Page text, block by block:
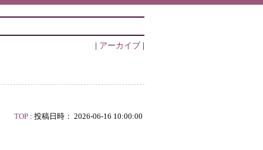
アーカイブ
TOP : 投稿日時： 2026-06-16 10:00:00